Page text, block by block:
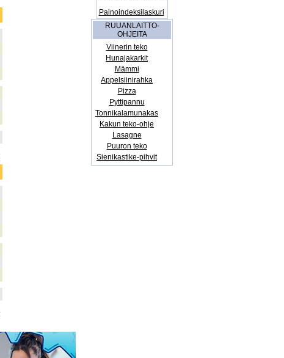
Painoindeksilaskuri
RUUANLAITTO-
OHJEITA
Viinerin teko
Hunajakarkit
Mämmi
Appelsiinirahka
Pizza
Pyttipannu
Tonnikalamunakas
Kakun teko-ohje
Lasagne
Puuron teko
Sienikastike-pihvit